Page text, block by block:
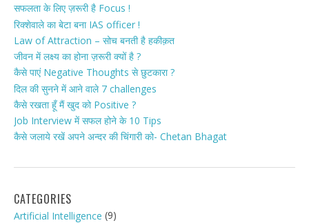
सफलता के लिए ज़रूरी है Focus !
रिक्शेवाले का बेटा बना IAS officer !
Law of Attraction – सोच बनती है हकीक़त
जीवन में लक्ष्य का होना ज़रूरी क्यों है ?
कैसे पाएं Negative Thoughts से छुटकारा ?
दिल की सुनने में आने वाले 7 challenges
कैसे रखता हूँ मैं खुद को Positive ?
Job Interview में सफल होने के 10 Tips
कैसे जलाये रखें अपने अन्दर की चिंगारी को- Chetan Bhagat
CATEGORIES
Artificial Intelligence (9)